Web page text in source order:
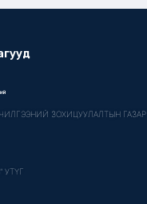
ЗОХИЦУУЛАЛТЫН ГАЗАР
УТҮГ